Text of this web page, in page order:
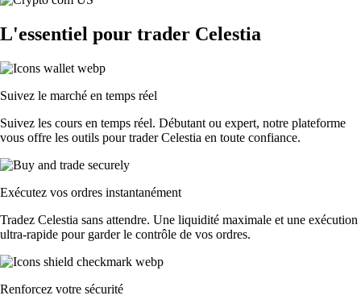
L'essentiel pour trader Celestia
Suivez le marché en temps réel
Suivez les cours en temps réel. Débutant ou expert, notre plateforme
vous offre les outils pour trader Celestia en toute confiance.
Exécutez vos ordres instantanément
Tradez Celestia sans attendre. Une liquidité maximale et une exécution
ultra-rapide pour garder le contrôle de vos ordres.
Renforcez votre sécurité